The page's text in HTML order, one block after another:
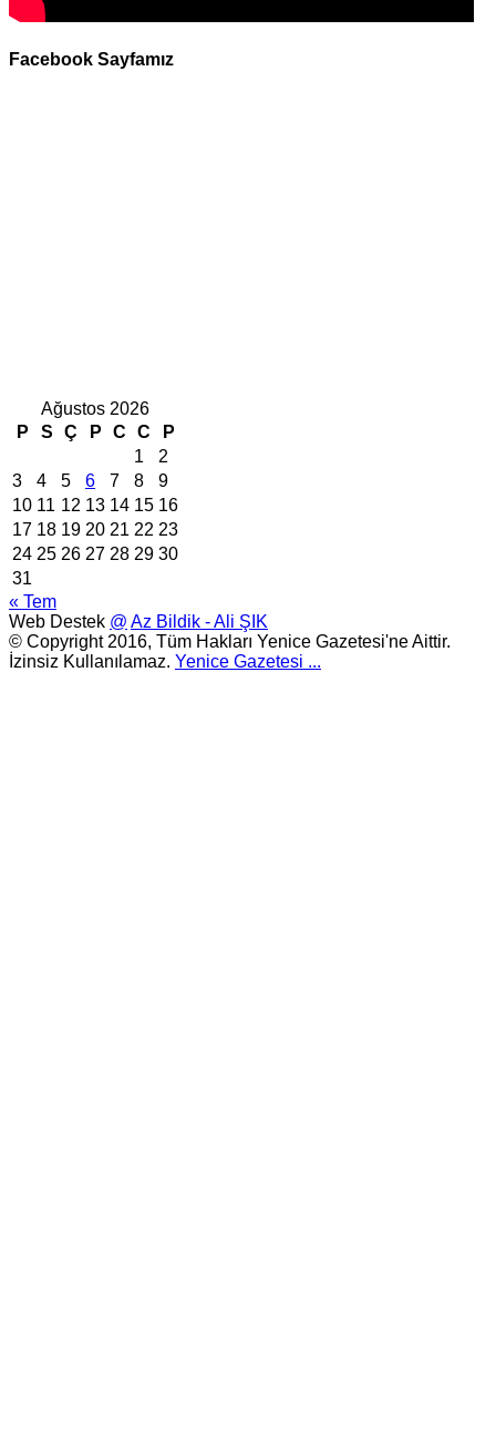
Facebook Sayfamız
Ağustos 2026
P
S Ç P C C
P
1
2
3
4 5 6 7 8
9
10 11 12 13 14 15 16
17 18 19 20 21 22 23
24 25 26 27 28 29 30
31
« Tem
Web Destek @ Az Bildik - Ali ŞIK
© Copyright 2016, Tüm Hakları Yenice Gazetesi'ne Aittir.
İzinsiz Kullanılamaz. Yenice Gazetesi ...